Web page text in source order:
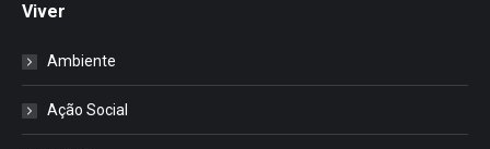
Viver
Ambiente
Ação Social